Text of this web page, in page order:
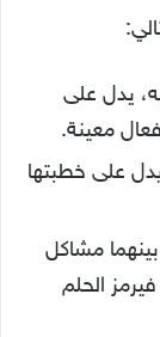
يدل على
معينة.
على خطبتها
مشاكل
الحلم